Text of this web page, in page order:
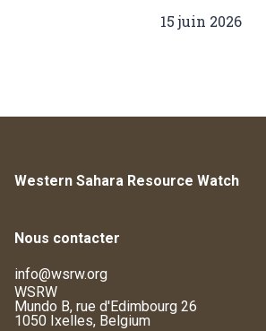
15 juin 2026
Western Sahara Resource Watch
Nous contacter
info@wsrw.org
WSRW
Mundo B, rue d'Edimbourg 26
1050 Ixelles, Belgium